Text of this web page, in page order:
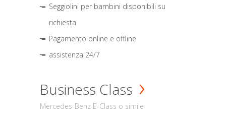
Seggiolini per bambini disponibili su
richiesta
Pagamento online e offline
assistenza 24/7
Business Class
Mercedes-Benz E-Class o simile